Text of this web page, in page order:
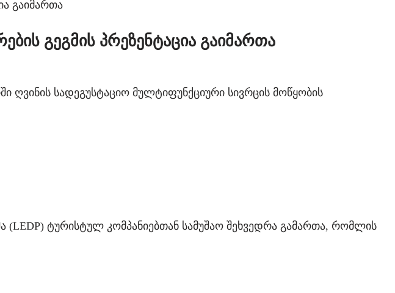
გეგმის პრეზენტაცია გაიმართა
ღვინის სადეგუსტაციო მულტიფუნქციური სივრცის მოწყობის
(LEDP) ტურისტულ კომპანიებთან სამუშაო შეხვედრა გამართა, რომლის